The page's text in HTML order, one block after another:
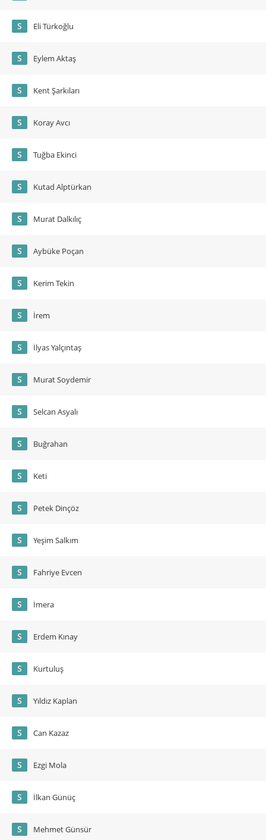
S Eli Türkoğlu
S Eylem Aktaş
S Kent Şarkıları
S Koray Avcı
S Tuğba Ekinci
S Kutad Alptürkan
S Murat Dalkılıç
S Aybüke Poçan
S Kerim Tekin
S İrem
S İlyas Yalçıntaş
S Murat Soydemir
S Selcan Asyalı
S Buğrahan
S Keti
S Petek Dinçöz
S Yeşim Salkım
S Fahriye Evcen
S İmera
S Erdem Kınay
S Kurtuluş
S Yıldız Kaplan
S Can Kazaz
S Ezgi Mola
S İlkan Günüç
S Mehmet Günsür